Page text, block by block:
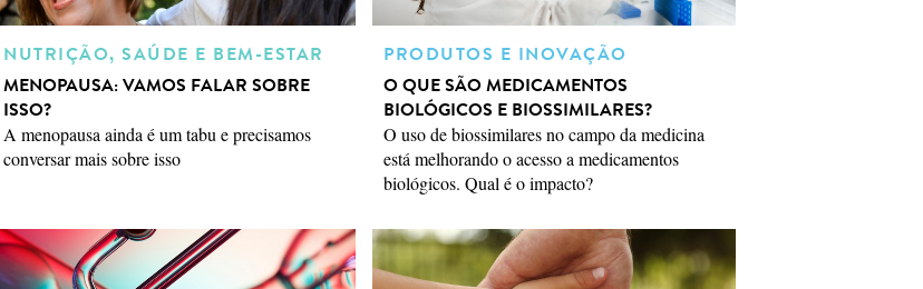
NUTRIÇÃO, SAÚDE E BEM-ESTAR
MENOPAUSA: VAMOS FALAR SOBRE
ISSO?
A menopausa ainda é um tabu e precisamos
conversar mais sobre isso
PRODUTOS E INOVAÇÃO
O QUE SÃO MEDICAMENTOS
BIOLÓGICOS E BIOSSIMILARES?
O uso de biossimilares no campo da medicina
está melhorando o acesso a medicamentos
biológicos. Qual é o impacto?